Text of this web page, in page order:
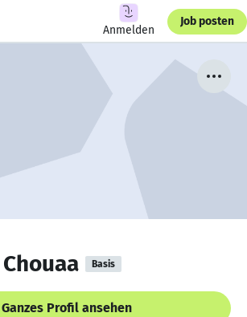
Anmelden
Job posten
Basis
Ganzes Profil ansehen